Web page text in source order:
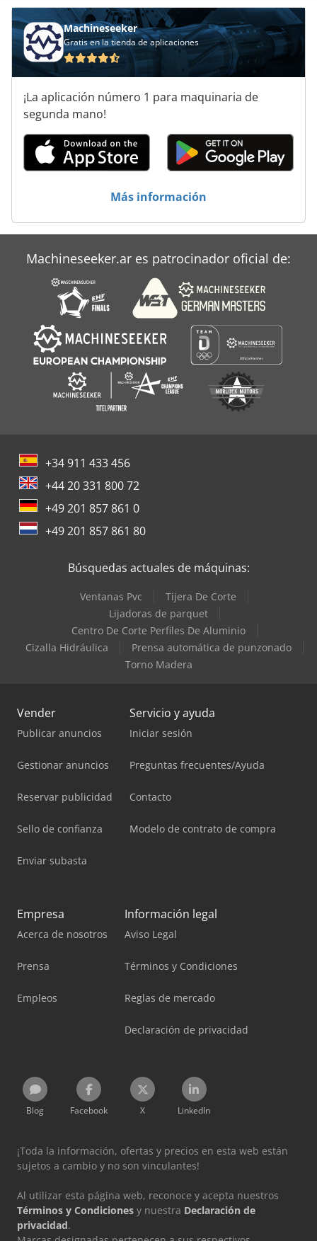
Máquina De Laminación De La Película
Máquina De Lana De Madera
Máquina Que Lamina
Máquinas De Herramientas
Máquinas De Leña
Máquinas Para
Rodillos De Laminación
Machineseeker
Gratis en la tienda de aplicaciones
¡La aplicación número 1 para maquinaria de
segunda mano!
Más información
Machineseeker.ar es patrocinador oficial de:
+34 911 433 456
+44 20 331 800 72
+49 201 857 861 0
+49 201 857 861 80
Búsquedas actuales de máquinas:
Ventanas Pvc
Tijera De Corte
Lijadoras de parquet
Centro De Corte Perfiles De Aluminio
Cizalla Hidráulica
Prensa automática de punzonado
Torno Madera
Vender
Publicar anuncios
Gestionar anuncios
Reservar publicidad
Sello de confianza
Enviar subasta
Servicio y ayuda
Iniciar sesión
Preguntas frecuentes/Ayuda
Contacto
Modelo de contrato de compra
Empresa
Acerca de nosotros
Prensa
Empleos
Información legal
Aviso Legal
Términos y Condiciones
Reglas de mercado
Declaración de privacidad
Blog Facebook X LinkedIn
¡Toda la información, ofertas y precios en esta web están
sujetos a cambio y no son vinculantes!
Al utilizar esta página web, reconoce y acepta nuestros
Términos y Condiciones y nuestra Declaración de
privacidad.